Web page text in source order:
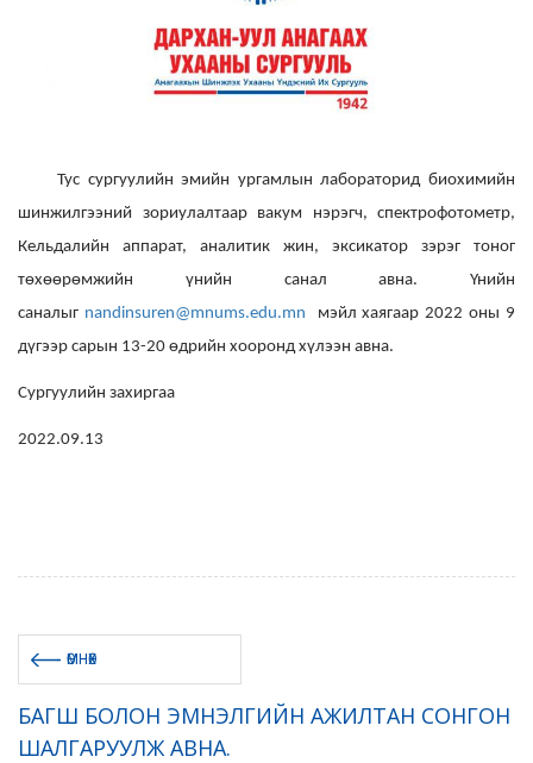
Тус сургуулийн эмийн ургамлын лабораторид биохимийн
шинжилгээний зориулалтаар вакум нэрэгч, спектрофотометр,
Кельдалийн аппарат, аналитик жин, эксикатор зэрэг тоног
төхөөрөмжийн үнийн санал авна. Үнийн
саналыг nandinsuren@mnums.edu.mn мэйл хаягаар 2022 оны 9
дүгээр сарын 13-20 өдрийн хооронд хүлээн авна.
Сургуулийн захиргаа
2022.09.13
ӨМНӨХ
БАГШ БОЛОН ЭМНЭЛГИЙН АЖИЛТАН СОНГОН
ШАЛГАРУУЛЖ АВНА.